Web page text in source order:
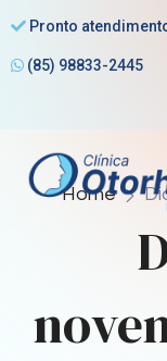
Pronto
(85) 98833-2445
Home